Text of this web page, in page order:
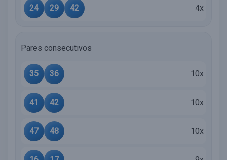
24 29 42 4x
Pares consecutivos
35 36 10x
41 42 10x
47 48 10x